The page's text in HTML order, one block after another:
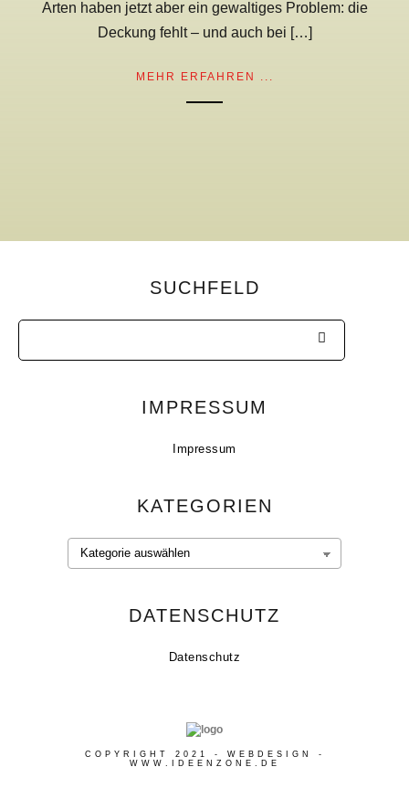
Arten haben jetzt aber ein gewaltiges Problem: die
Deckung fehlt – und auch bei […]
MEHR ERFAHREN ...
SUCHFELD
IMPRESSUM
Impressum
KATEGORIEN
Kategorien
DATENSCHUTZ
Datenschutz
COPYRIGHT 2021 - WEBDESIGN -
WWW.IDEENZONE.DE